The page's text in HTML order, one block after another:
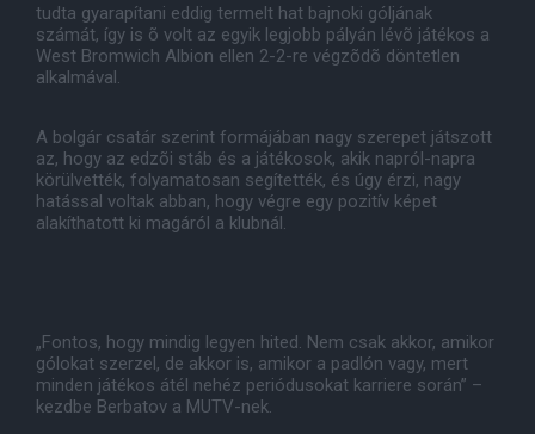
tudta gyarapítani eddig termelt hat bajnoki góljának
számát, így is õ volt az egyik legjobb pályán lévõ játékos a
West Bromwich Albion ellen 2-2-re végzõdõ döntetlen
alkalmával.
A bolgár csatár szerint formájában nagy szerepet játszott
az, hogy az edzõi stáb és a játékosok, akik napról-napra
körülvették, folyamatosan segítették, és úgy érzi, nagy
hatással voltak abban, hogy végre egy pozitív képet
alakíthatott ki magáról a klubnál.
„Fontos, hogy mindig legyen hited. Nem csak akkor, amikor
gólokat szerzel, de akkor is, amikor a padlón vagy, mert
minden játékos átél nehéz periódusokat karriere során” –
kezdbe Berbatov a MUTV-nek.